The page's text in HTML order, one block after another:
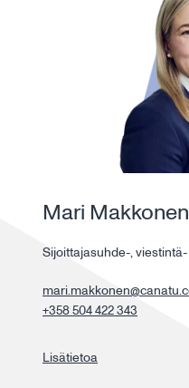
Mari Makkonen
Sijoittajasuhde-,
+358 504 422 343
Lisätietoa